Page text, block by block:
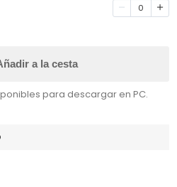
0
a la cesta
para descargar en PC.